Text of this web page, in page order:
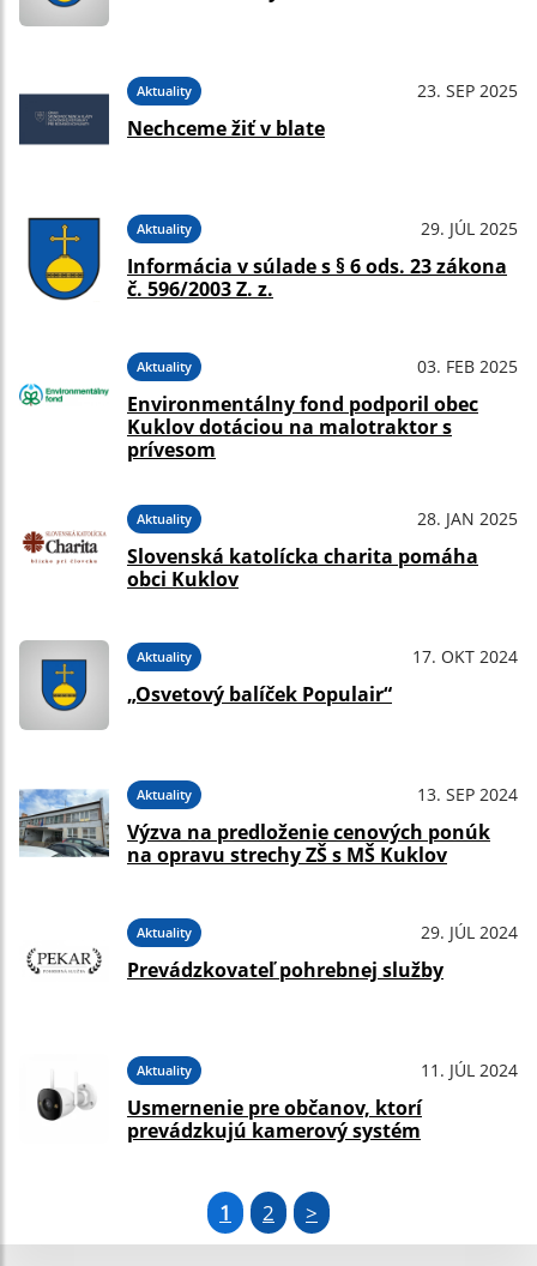
Aktuality 23. SEP 2025
Nechceme žiť v blate
Aktuality 29. JÚL 2025
Informácia v súlade s § 6 ods. 23 zákona
č. 596/2003 Z. z.
Aktuality 03. FEB 2025
Environmentálny fond podporil obec
Kuklov dotáciou na malotraktor s
prívesom
Aktuality 28. JAN 2025
Slovenská katolícka charita pomáha
obci Kuklov
Aktuality 17. OKT 2024
„Osvetový balíček Populair“
Aktuality 13. SEP 2024
Výzva na predloženie cenových ponúk
na opravu strechy ZŠ s MŠ Kuklov
Aktuality 29. JÚL 2024
Prevádzkovateľ pohrebnej služby
Aktuality 11. JÚL 2024
Usmernenie pre občanov, ktorí
prevádzkujú kamerový systém
1 2 >